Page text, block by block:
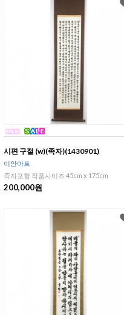
시편 구절 (w)(족자)(1430901)
이안아트
족자포함 작품사이즈 45cm x 175cm
200,000원